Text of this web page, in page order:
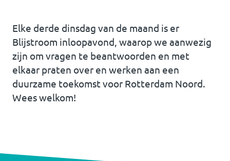
Elke derde dinsdag van de maand is er
Blijstroom inloopavond, waarop we aanwezig
zijn om vragen te beantwoorden en met
elkaar praten over en werken aan een
duurzame toekomst voor Rotterdam Noord.
Wees welkom!